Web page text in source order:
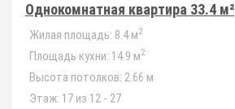
Однокомнатная квартира 33.4 м²
Жилая площадь: 8.4 м2
Площадь кухни: 14.9 м2
Высота потолков: 2.66 м
Этаж: 17 из 12 - 27